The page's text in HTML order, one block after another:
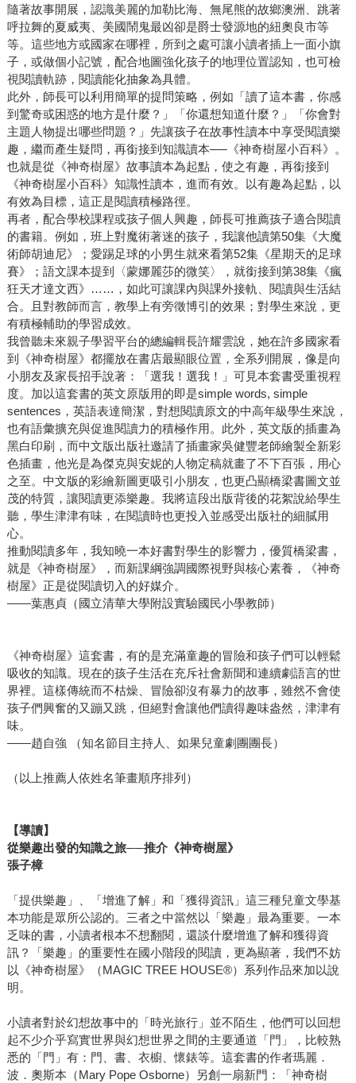
隨著故事開展，認識美麗的加勒比海、無尾熊的故鄉澳洲、跳著
呼拉舞的夏威夷、美國鬧鬼最凶卻是爵士發源地的紐奧良市等
等。這些地方或國家在哪裡，所到之處可讓小讀者插上一面小旗
子，或做個小記號，配合地圖強化孩子的地理位置認知，也可檢
視閱讀軌跡，閱讀能化抽象為具體。
此外，師長可以利用簡單的提問策略，例如「讀了這本書，你感
到驚奇或困惑的地方是什麼？」「你還想知道什麼？」「你會對
主題人物提出哪些問題？」先讓孩子在故事性讀本中享受閱讀樂
趣，繼而產生疑問，再銜接到知識讀本──《神奇樹屋小百科》。
也就是從《神奇樹屋》故事讀本為起點，使之有趣，再銜接到
《神奇樹屋小百科》知識性讀本，進而有效。以有趣為起點，以
有效為目標，這正是閱讀積極路徑。
再者，配合學校課程或孩子個人興趣，師長可推薦孩子適合閱讀
的書籍。例如，班上對魔術著迷的孩子，我讓他讀第50集《大魔
術師胡迪尼》；愛踢足球的小男生就來看第52集《星期天的足球
賽》；語文課本提到〈蒙娜麗莎的微笑〉，就銜接到第38集《瘋
狂天才達文西》……，如此可讓課內與課外接軌、閱讀與生活結
合。且對教師而言，教學上有旁徵博引的效果；對學生來說，更
有積極輔助的學習成效。
我曾聽未來親子學習平台的總編輯長許耀雲說，她在許多國家看
到《神奇樹屋》都擺放在書店最顯眼位置，全系列開展，像是向
小朋友及家長招手說著：「選我！選我！」可見本套書受重視程
度。加以這套書的英文原版用的即是simple words, simple
sentences，英語表達簡潔，對想閱讀原文的中高年級學生來說，
也有語彙擴充與促進閱讀力的積極作用。此外，英文版的插畫為
黑白印刷，而中文版出版社邀請了插畫家吳健豐老師繪製全新彩
色插畫，他光是為傑克與安妮的人物定稿就畫了不下百張，用心
之至。中文版的彩繪新圖更吸引小朋友，也更凸顯橋梁書圖文並
茂的特質，讓閱讀更添樂趣。我將這段出版背後的花絮說給學生
聽，學生津津有味，在閱讀時也更投入並感受出版社的細膩用
心。
推動閱讀多年，我知曉一本好書對學生的影響力，優質橋梁書，
就是《神奇樹屋》，而新課綱強調國際視野與核心素養，《神奇
樹屋》正是從閱讀切入的好媒介。
——葉惠貞（國立清華大學附設實驗國民小學教師）
《神奇樹屋》這套書，有的是充滿童趣的冒險和孩子們可以輕鬆
吸收的知識。現在的孩子生活在充斥社會新聞和連續劇語言的世
界裡。這樣傳統而不枯燥、冒險卻沒有暴力的故事，雖然不會使
孩子們興奮的又蹦又跳，但絕對會讓他們讀得趣味盎然，津津有
味。
——趙自強 （知名節目主持人、如果兒童劇團團長）
（以上推薦人依姓名筆畫順序排列）
【導讀】
從樂趣出發的知識之旅──推介《神奇樹屋》
張子樟
「提供樂趣」、「增進了解」和「獲得資訊」這三種兒童文學基
本功能是眾所公認的。三者之中當然以「樂趣」最為重要。一本
乏味的書，小讀者根本不想翻閱，還談什麼增進了解和獲得資
訊？「樂趣」的重要性在國小階段的閱讀，更為顯著，我們不妨
以《神奇樹屋》（MAGIC TREE HOUSE®）系列作品來加以說
明。
小讀者對於幻想故事中的「時光旅行」並不陌生，他們可以回想
起不少介乎寫實世界與幻想世界之間的主要通道「門」，比較熟
悉的「門」有：門、書、衣櫥、懷錶等。這套書的作者瑪麗．
波．奧斯本（Mary Pope Osborne）另創一扇新門：「神奇樹